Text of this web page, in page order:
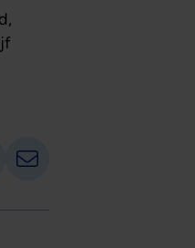
via Whatsapp
Deel via email